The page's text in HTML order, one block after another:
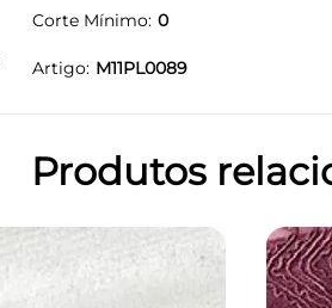
Corte Mínimo 0
Artigo M11PL0089
Produtos